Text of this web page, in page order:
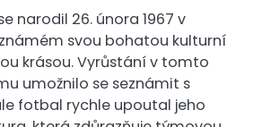
narodil 26. února 1967 v
svou bohatou kulturní
krásou. Vyrůstání v tomto
umožnilo se seznámit s
fotbal rychle upoutal jeho